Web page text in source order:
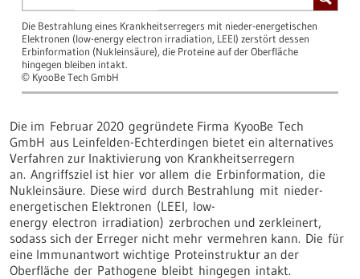
Die Bestrahlung eines Krankheitserregers mit nieder-energetischen
Elektronen (low-energy electron irradiation, LEEI) zerstört dessen
Erbinformation (Nukleinsäure), die Proteine auf der Oberfläche
hingegen bleiben intakt.
© KyooBe Tech GmbH
Die im Februar 2020 gegründete Firma KyooBe Tech
GmbH aus Leinfelden-Echterdingen bietet ein alternatives
Verfahren zur Inaktivierung von Krankheitserregern
an. Angriffsziel ist hier vor allem die Erbinformation, die
Nukleinsäure. Diese wird durch Bestrahlung mit nieder-
energetischen Elektronen (LEEI, low-
energy electron irradiation) zerbrochen und zerkleinert,
sodass sich der Erreger nicht mehr vermehren kann. Die für
eine Immunantwort wichtige Proteinstruktur an der
Oberfläche der Pathogene bleibt hingegen intakt.